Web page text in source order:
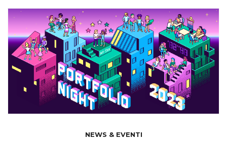
NEWS & EVENTI